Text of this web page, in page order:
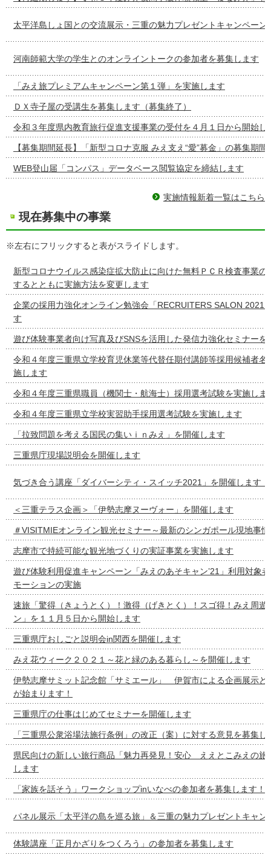
太平洋島しょ国との交流展示・三重の魅力プレゼントキャンペーン
河南師範大学の学生とのオンライントークの参加者を募集します
「みえ旅プレミアムキャンペーン第１弾」を実施します
ＤＸ寺子屋の受講生を募集します（募集終了）
令和３年度県内教育旅行促進支援事業の受付を４月１日から開始し
【募集期間延長】「新型コロナ克服 みえ支え“愛”募金」の募集期
WEB登山届「コンパス」データベース閲覧協定を締結します
実施情報新着一覧はこちら
現在募集中の事業
※左右にフリックすると表がスライドします。
新型コロナウイルス感染症拡大防止に向けた無料ＰＣＲ検査事業の
するとともに実施方法を変更します
企業の採用力強化オンライン勉強会「RECRUITERS SALON 2021
す
遊び体験事業者向け写真及びSNSを活用した発信力強化セミナーを
令和４年度三重県立学校育児休業等代替任期付講師等採用候補者名
施します
令和４年度三重県職員（機関士・航海士）採用選考試験を実施しま
令和４年度三重県立学校実習助手採用選考試験を実施します
「拉致問題を考える国民の集いｉｎみえ」を開催します
三重県庁現場説明会を開催します
気づき合う講座「ダイバーシティ・スイッチ2021」を開催します！
＜三重テラス企画＞「伊勢志摩ヌーヴォー」を開催します
＃VISITMIEオンライン観光セミナー～最新のシンガポール現地事
志摩市で持続可能な観光地づくりの実証事業を実施します
遊び体験利用促進キャンペーン「みえのあそキャン’21」利用対象
モーションの実施
速旅「驚得（きょうとく）！激得（げきとく）！スゴ得！みえ周遊
ン」を１１月５日から開始します
三重県庁おしごと説明会in関西を開催します
みえ花ウィーク２０２１～花と緑のある暮らし～を開催します
伊勢志摩サミット記念館「サミエール」 伊賀市による企画展示と
が始まります！
三重県庁の仕事はじめてセミナーを開催します
「三重県公衆浴場法施行条例」の改正（案）に対する意見を募集し
県民向けの新しい旅行商品「魅力再発見！安心 ええとこみえの旅
します
「家族を話そう」ワークショップinいなべの参加者を募集します！
パネル展示「太平洋の島を巡る旅」＆三重の魅力プレゼントキャン
体験講座「正月かざりをつくろう」の参加者を募集します